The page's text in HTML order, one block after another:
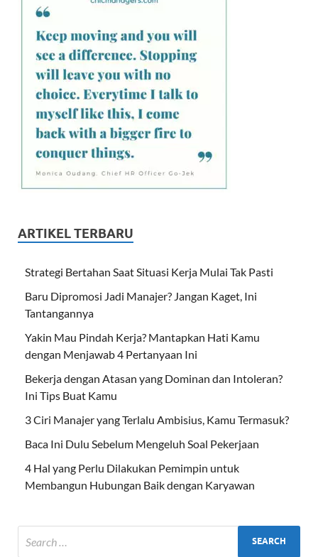
ARTIKEL TERBARU
Strategi Bertahan Saat Situasi Kerja Mulai Tak Pasti
Baru Dipromosi Jadi Manajer? Jangan Kaget, Ini
Tantangannya
Yakin Mau Pindah Kerja? Mantapkan Hati Kamu
dengan Menjawab 4 Pertanyaan Ini
Bekerja dengan Atasan yang Dominan dan Intoleran?
Ini Tips Buat Kamu
3 Ciri Manajer yang Terlalu Ambisius, Kamu Termasuk?
Baca Ini Dulu Sebelum Mengeluh Soal Pekerjaan
4 Hal yang Perlu Dilakukan Pemimpin untuk
Membangun Hubungan Baik dengan Karyawan